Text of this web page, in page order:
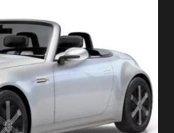
物，而只有一個座位的設計
，而車輛內部的地板也完